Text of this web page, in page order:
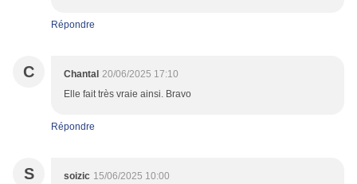
Répondre
C Chantal 20/06/2025 17:10
Elle fait très vraie ainsi. Bravo
Répondre
S soizic 15/06/2025 10:00